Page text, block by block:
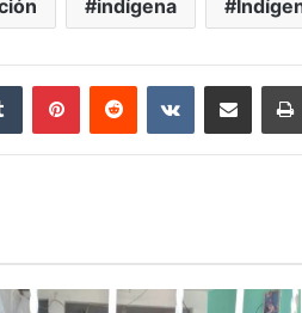
indígena
Tumblr PinterestReddit VKontakteCompartir por correo